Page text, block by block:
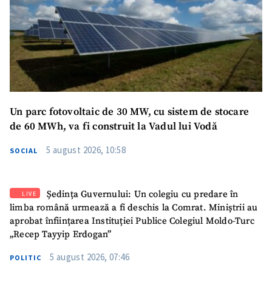
Un parc fotovoltaic de 30 MW, cu sistem de stocare
de 60 MWh, va fi construit la Vadul lui Vodă
SOCIAL 5 august 2026, 10:58
LIVE
Ședința Guvernului: Un colegiu cu predare în
limba română urmează a fi deschis la Comrat. Miniștrii au
aprobat înființarea Instituției Publice Colegiul Moldo-Turc
„Recep Tayyip Erdogan”
POLITIC 5 august 2026, 07:46